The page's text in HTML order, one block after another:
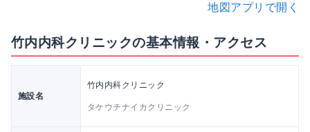
地図アプリで開く
竹内内科クリニックの基本情報・アクセス
施設名
竹内内科クリニック
タケウチナイカクリニック